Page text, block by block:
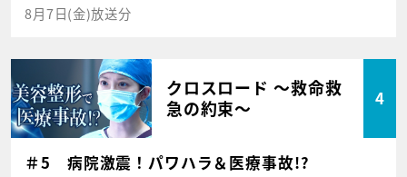
8月7日(金)放送分
クロスロード ～救命救
急の約束～
4
＃5 病院激震！パワハラ＆医療事故!?